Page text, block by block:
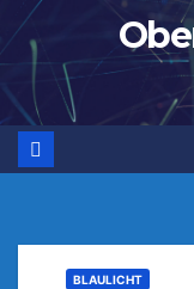
BLAULICHT